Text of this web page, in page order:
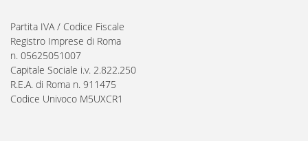
Partita IVA / Codice Fiscale
Registro Imprese di Roma
n. 05625051007
Capitale Sociale i.v. 2.822.250
R.E.A. di Roma n. 911475
Codice Univoco M5UXCR1